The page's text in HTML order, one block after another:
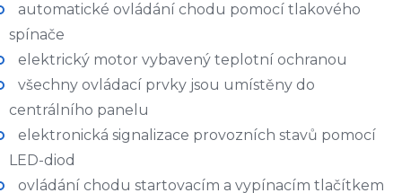
automatické ovládání chodu pomocí tlakového
spínače
elektrický motor vybavený teplotní ochranou
všechny ovládací prvky jsou umístěny do
centrálního panelu
elektronická signalizace provozních stavů pomocí
LED-diod
ovládání chodu startovacím a vypínacím tlačítkem